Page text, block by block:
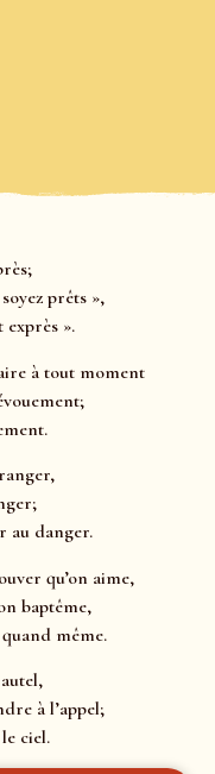
prêts »,
exprès ».
à tout moment
au danger.
qu’on aime,
baptême,
même.
à l’appel;
ciel.